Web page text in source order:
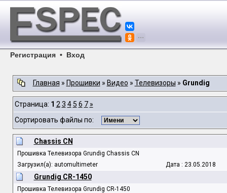
Регистрация • Вход
Главная » Прошивки » Видео » Телевизоры » Grundig
Страница: 1 2 3 4 5 6 7 »
Сортировать файлы по:
Chassis CN
Прошивка Телевизора Grundig Chassis CN
Загрузил(а): automultimeter
Дата : 23.05.2018
Grundig CR-1450
Прошивка Телевизора Grundig CR-1450